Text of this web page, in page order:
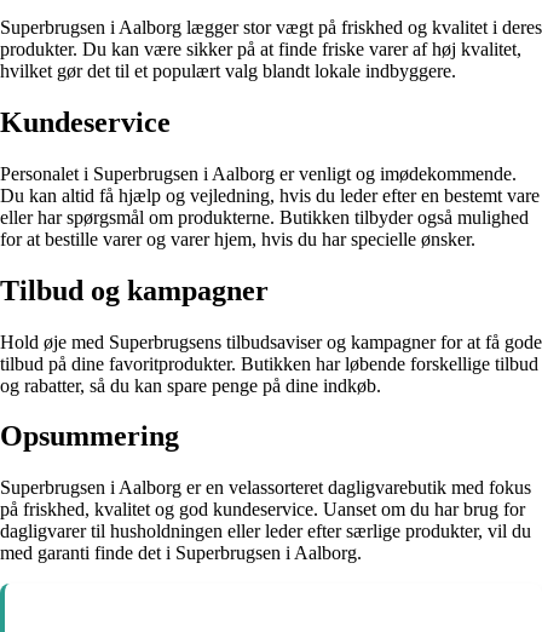
Superbrugsen i Aalborg lægger stor vægt på friskhed og kvalitet i deres
produkter. Du kan være sikker på at finde friske varer af høj kvalitet,
hvilket gør det til et populært valg blandt lokale indbyggere.
Kundeservice
Personalet i Superbrugsen i Aalborg er venligt og imødekommende.
Du kan altid få hjælp og vejledning, hvis du leder efter en bestemt vare
eller har spørgsmål om produkterne. Butikken tilbyder også mulighed
for at bestille varer og varer hjem, hvis du har specielle ønsker.
Tilbud og kampagner
Hold øje med Superbrugsens tilbudsaviser og kampagner for at få gode
tilbud på dine favoritprodukter. Butikken har løbende forskellige tilbud
og rabatter, så du kan spare penge på dine indkøb.
Opsummering
Superbrugsen i Aalborg er en velassorteret dagligvarebutik med fokus
på friskhed, kvalitet og god kundeservice. Uanset om du har brug for
dagligvarer til husholdningen eller leder efter særlige produkter, vil du
med garanti finde det i Superbrugsen i Aalborg.